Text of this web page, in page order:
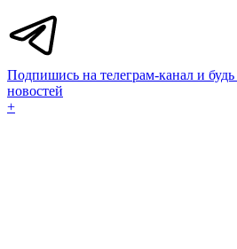
Подпишись на телеграм-канал и
новостей
+